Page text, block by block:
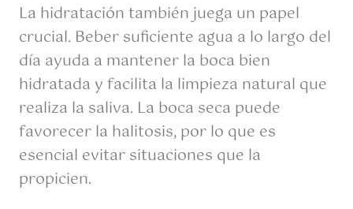
La hidratación también juega un papel
crucial. Beber suficiente agua a lo largo del
día ayuda a mantener la boca bien
hidratada y facilita la limpieza natural que
realiza la saliva. La boca seca puede
favorecer la halitosis, por lo que es
esencial evitar situaciones que la
propicien.